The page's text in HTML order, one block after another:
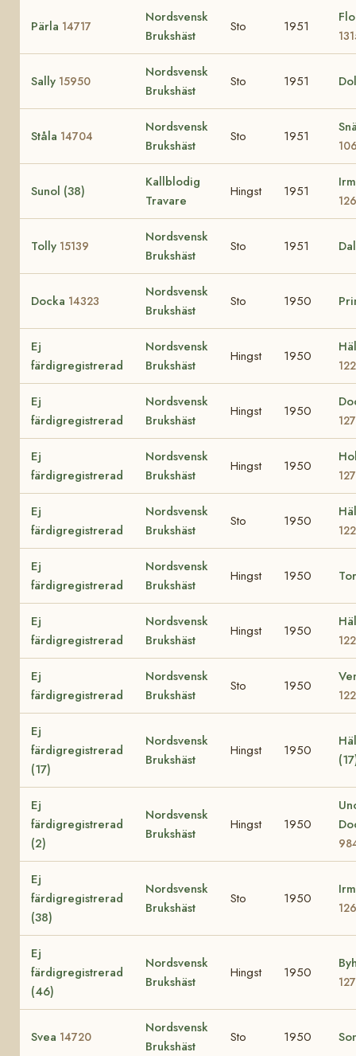
Pärla 14717
Nordsvensk
Brukshäst
Sto 1951
Sally 15950
Nordsvensk
Brukshäst
Sto 1951
Ståla 14704
Nordsvensk
Brukshäst
Sto 1951
Sunol (38)
Kallblodig
Travare
Hingst 1951
Tolly 15139
Nordsvensk
Brukshäst
Sto 1951
Docka 14323
Nordsvensk
Brukshäst
Sto 1950
Ej
färdigregistrerad
Nordsvensk
Brukshäst
Hingst 1950
Ej
färdigregistrerad
Nordsvensk
Brukshäst
Hingst 1950
Ej
färdigregistrerad
Nordsvensk
Brukshäst
Hingst 1950
Ej
färdigregistrerad
Nordsvensk
Brukshäst
Sto 1950
Ej
färdigregistrerad
Nordsvensk
Brukshäst
Hingst 1950
Ej
färdigregistrerad
Nordsvensk
Brukshäst
Hingst 1950
Ej
färdigregistrerad
Nordsvensk
Brukshäst
Sto 1950
Ej
färdigregistrerad
(17)
Nordsvensk
Brukshäst
Hingst 1950
Ej
färdigregistrerad
(2)
Nordsvensk
Brukshäst
Hingst 1950
Ej
färdigregistrerad
(38)
Nordsvensk
Brukshäst
Sto 1950
Ej
färdigregistrerad
(46)
Nordsvensk
Brukshäst
Hingst 1950
Svea 14720
Nordsvensk
Brukshäst
Sto 1950